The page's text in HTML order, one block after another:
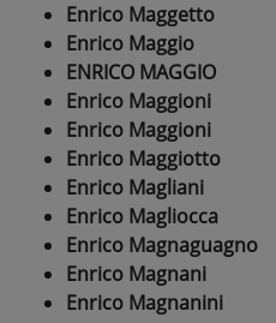
Enrico Maggetto
Enrico Maggio
ENRICO MAGGIO
Enrico Maggioni
Enrico Maggioni
Enrico Maggiotto
Enrico Magliani
Enrico Magliocca
Enrico Magnaguagno
Enrico Magnani
Enrico Magnanini